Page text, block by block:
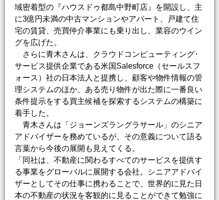
域密着型の『ハウスドゥ都島中野町店』を開設し、主
に3億円未満の中古マンションやアパート、戸建て住
宅の賃貸、売買仲介事業にも乗り出し、業容のウイン
グを広げた。
さらに青木さんは、クラウドコンピューティング･
サービス提供企業である米国Salesforce（セールスフ
ォース）社の日本法人と提携し、顧客や物件情報の管
理システムのほか、ある売り物件が出た際に一番良い
条件提示をする買主候補を探索するシステムの構築に
着手した。
青木さんは「ジョーンズラングラサール」のシニア
アドバイザーを務めているが、その意義について語る
言葉から今後の展開も見えてくる。
「同社は、不動産に関わるすべてのサービスを提供す
る事業をグローバルに展開する会社。シニアアドバイ
ザーとしてその仕事に携わることで、世界的に見た日
本の不動産の状況を客観的に見ることができて勉強に